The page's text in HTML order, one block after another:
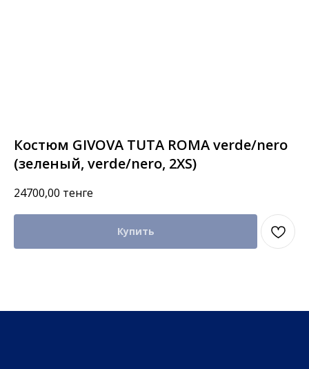
Костюм GIVOVA TUTA ROMA verde/nero
(зеленый, verde/nero, 2XS)
24700,00 тенге
Купить